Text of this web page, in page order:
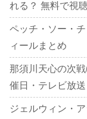
れる？ 無料で視
ペッチ・ソー・
ィールまとめ
那須川天心の次
催日・テレビ放
ジェルウィン・